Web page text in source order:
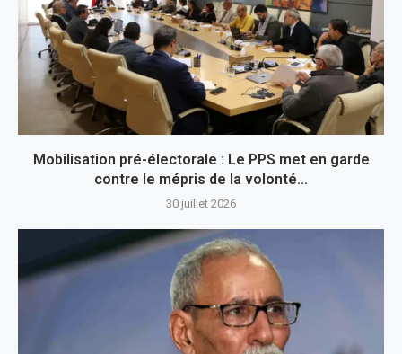
Mobilisation pré-électorale : Le PPS met en garde
contre le mépris de la volonté...
30 juillet 2026